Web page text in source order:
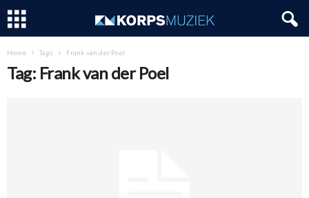
Home Tags Frank van der Poel
Tag: Frank van der Poel